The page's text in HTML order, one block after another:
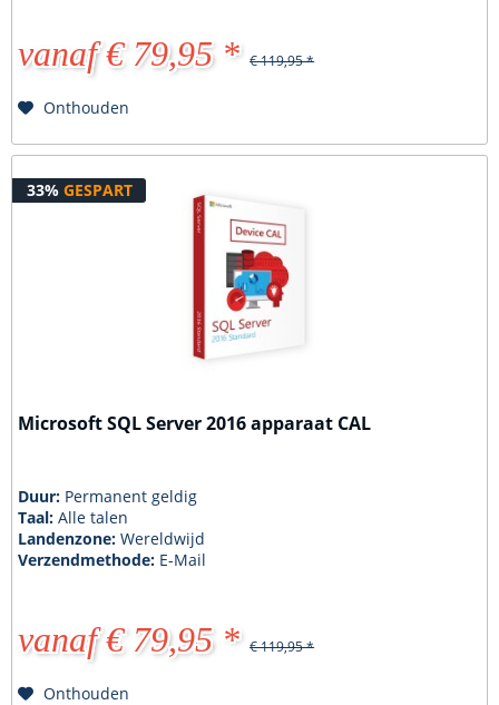
vanaf € 79,95 * € 119,95 *
Onthouden
33% GESPART
Microsoft SQL Server 2016 apparaat CAL
Duur: Permanent geldig
Taal:Alle talen
Landenzone:Wereldwijd
Verzendmethode: E-Mail
vanaf € 79,95 * € 119,95 *
Onthouden